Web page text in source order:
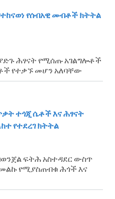
የሰብአዊ መብቶች ክትትል
ሕፃናት የሚሰጡ አገልግሎቶች
የተቃኙ መሆን አለባቸው
ተጎጂ ሴቶች እና ሕፃናት
የተደረገ ክትትል
ፍትሕ አስተዳደር ውስጥ
የሚያስጠብቁ ሕጎች እና